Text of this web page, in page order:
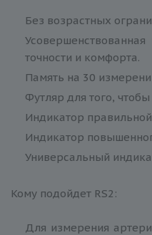
Без возрастных
точности и комфорта.
Память на 30
Футляр для того,
Индикатор
Индикатор
Универсальный
Кому подойдет RS2:
Для измерения